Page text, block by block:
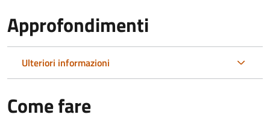
Approfondimenti
Ulteriori informazioni
Come fare